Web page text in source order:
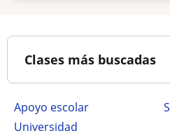
Clases más buscadas
Apoyo escolar
Universidad